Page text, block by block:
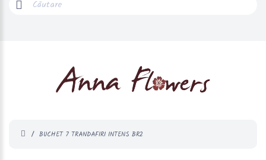
BUCHET 7 TRANDAFIRI INTENS BR2